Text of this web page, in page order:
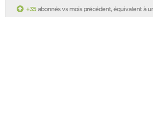
+35 abonnés vs mois précédent, équivalent à